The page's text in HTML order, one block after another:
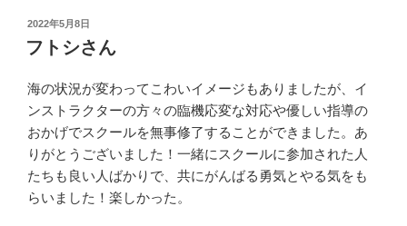
投
稿
日:
2022年5月8日
フトシさん
海の状況が変わってこわいイメージもありましたが、イ
ンストラクターの方々の臨機応変な対応や優しい指導の
おかげでスクールを無事修了することができました。あ
りがとうございました！一緒にスクールに参加された人
たちも良い人ばかりで、共にがんばる勇気とやる気をも
らいました！楽しかった。